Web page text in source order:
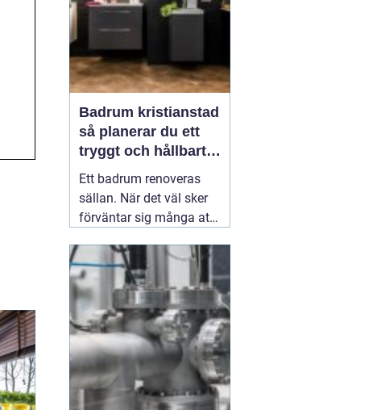
Badrum kristianstad
så planerar du ett
tryggt och hållbart
badrumsprojekt
Ett badrum renoveras
sällan. När det väl sker
förväntar sig många att
2030 år. Därför spelar
planering, materialval
och val av hantverkare
stor roll. För den som
funderar på03 juni 2026